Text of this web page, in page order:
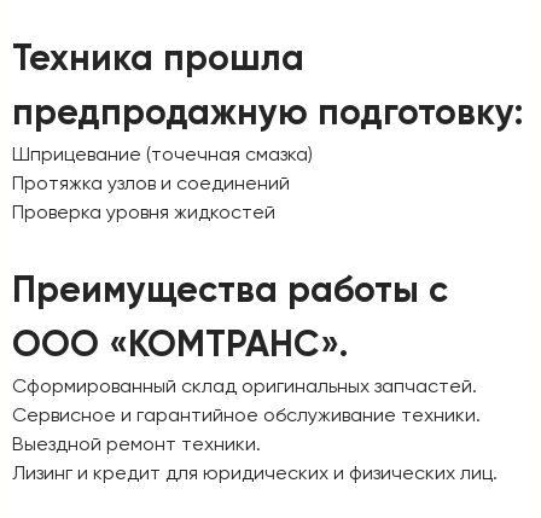
Техника прошла
предпродажную подготовку:
Шприцевание (точечная смазка)
Протяжка узлов и соединений
Проверка уровня жидкостей
Преимущества работы с
ООО «КОМТРАНС».
Сформированный склад оригинальных запчастей.
Сервисное и гарантийное обслуживание техники.
Выездной ремонт техники.
Лизинг и кредит для юридических и физических лиц.